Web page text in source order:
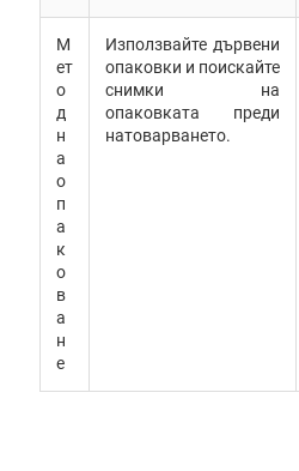
М
ет
о
д
н
а
о
п
а
к
о
в
а
н
е
Използвайте дървени
опаковки и поискайте
снимки на
опаковката преди
натоварването.